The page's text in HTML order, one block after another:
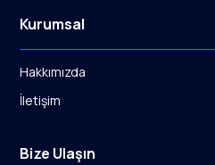
Kurumsal
Hakkımızda
İletişim
Bize Ulaşın